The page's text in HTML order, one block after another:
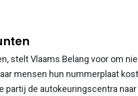
stelt Vlaams Belang voor om
mensen hun nummerplaat
de autokeuringscentra